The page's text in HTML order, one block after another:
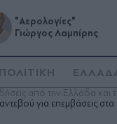
"Αερολογίες"
Γιώργος Λαμπίρης
ΠΟΛΙΤΙΚΗ
από την Ελλάδα και
για επεμβάσεις